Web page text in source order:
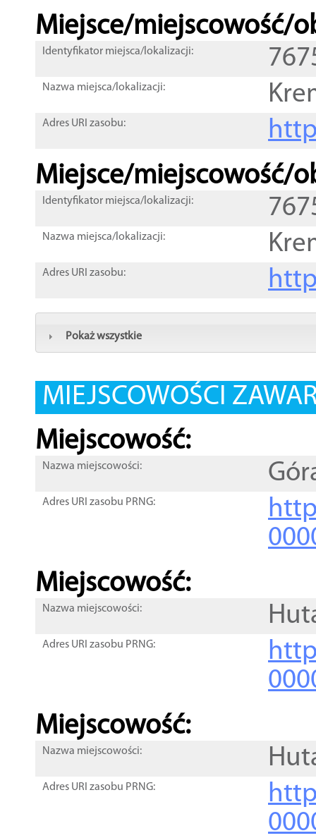
Miejsce/miejscowość/
Identyfikator miejsca/lokalizacji:
Nazwa miejsca/lokalizacji:
Adres URI zasobu:
Miejsce/miejscowość/
Identyfikator miejsca/lokalizacji:
Nazwa miejsca/lokalizacji:
Adres URI zasobu:
Pokaż wszystkie
MIEJSCOWOŚCI
Miejscowość:
Nazwa miejscowości:
Adres URI zasobu PRNG:
Miejscowość:
Nazwa miejscowości:
Adres URI zasobu PRNG:
Miejscowość:
Nazwa miejscowości:
Adres URI zasobu PRNG: